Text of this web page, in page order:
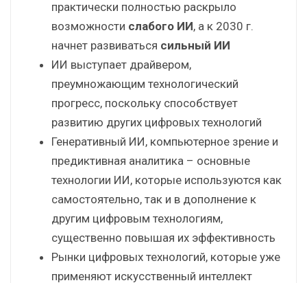
практически полностью раскрыло
возможности слабого ИИ, а к 2030 г.
начнет развиваться сильный ИИ
ИИ выступает драйвером,
преумножающим технологический
прогресс, поскольку способствует
развитию других цифровых технологий
Генеративный ИИ, компьютерное зрение и
предиктивная аналитика – основные
технологии ИИ, которые используются как
самостоятельно, так и в дополнение к
другим цифровым технологиям,
существенно повышая их эффективность
Рынки цифровых технологий, которые уже
применяют искусственный интеллект